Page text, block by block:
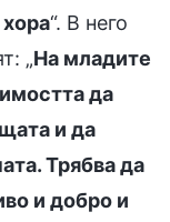
“. В него
„На младите
да
и да
Трябва да
и добро и